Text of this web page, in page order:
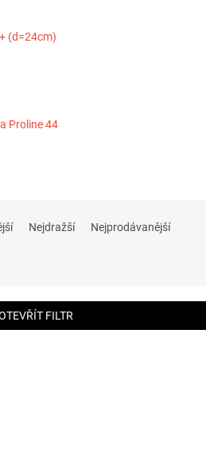
(d=24cm)
Proline 44
Nejdražší Nejprodávanější
FILTR